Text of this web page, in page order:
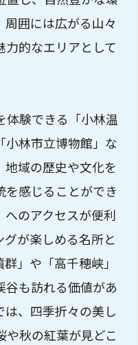
囲には広がる山々
的なエリアとして
体験できる「小林温
小林市立博物館」な
地域の歴史や文化を
を感じることができ
へのアクセスが便利
が楽しめる名所と
」や「高千穂峡」
谷も訪れる価値があ
は、四季折々の美し
や秋の紅葉が見どこ